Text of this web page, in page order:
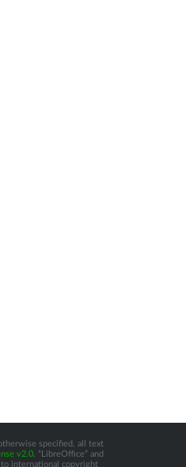
specified, all text
v2.0. “LibreOffice” and
international copyright